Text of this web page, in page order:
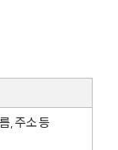
, 주소 등